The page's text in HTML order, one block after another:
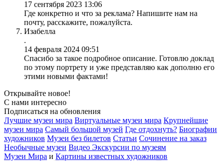
17 сентября 2023 13:06
Где конкретно и что за реклама? Напишите нам на
почту, расскажите, пожалуйста.
Изабелла
.
14 февраля 2024 09:51
Спасибо за такое подробное описание. Готовлю доклад
по этому портрету и уже представляю как дополню его
этими новыми фактами!
Открывайте новое!
С нами интересно
Подписаться на обновления
Лучшие музеи мира Виртуальные музеи мира Крупнейшие
музеи мира Самый большой музей Где отдохнуть? Биографии
художников Музеи без билетов Статьи Сочинение на заказ
Необычные музеи Видео Экскурсии по музеям
Музеи Мира и Картины известных художников